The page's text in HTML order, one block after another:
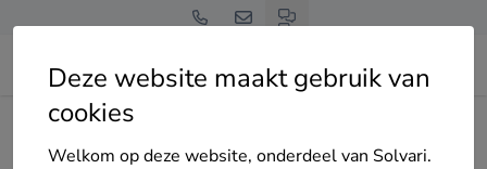
Deze website maakt gebruik van
cookies
Welkom op deze website, onderdeel van Solvari.
Home Bedrijven overzicht